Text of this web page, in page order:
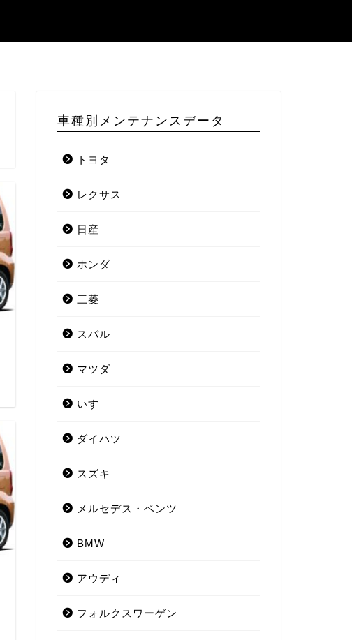
車種別メンテナンスデータ
トヨタ
レクサス
日産
ホンダ
三菱
スバル
マツダ
いすゞ
ダイハツ
スズキ
メルセデス・ベンツ
BMW
アウディ
フォルクスワーゲン